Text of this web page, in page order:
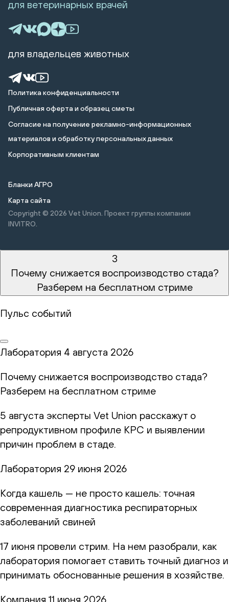
Политика конфиденциальности
Публичная оферта и образец сметы
Cогласие на получение рекламно-информационных
материалов и обработку персональных данных
Корпоративным клиентам
Бланки АГРО
Карта сайта
Copyright © 2026 Vet Union. Проект группы компании
INVITRO.
для ветеринарных врачей
для владельцев животных
3
Почему снижается воспроизводство стада?
Разберем на бесплатном стриме
Пульс событий
Лаборатория 4 августа 2026
Почему снижается воспроизводство стада?
Разберем на бесплатном стриме
5 августа эксперты Vet Union расскажут о
репродуктивном профиле КРС и выявлении
причин проблем в стаде.
Лаборатория 29 июня 2026
Когда кашель — не просто кашель: точная
современная диагностика респираторных
заболеваний свиней
17 июня провели стрим. На нем разобрали, как
лаборатория помогает ставить точный диагноз и
принимать обоснованные решения в хозяйстве.
Компания 11 июня 2026